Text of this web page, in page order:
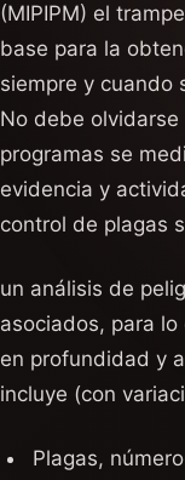
(MIPIPM) el
base para la
siempre y cuando
No debe
programas se
evidencia y
control de plagas
un análisis de
asociados, para
en profundidad y
incluye (con
Plagas,